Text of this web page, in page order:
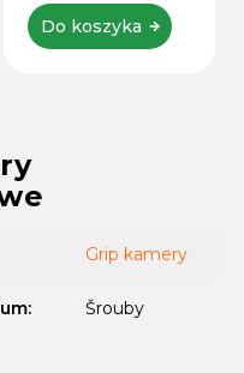
Do koszyka
fotograficznego i
wideo. Oferuje
Grip kamery
: Šrouby